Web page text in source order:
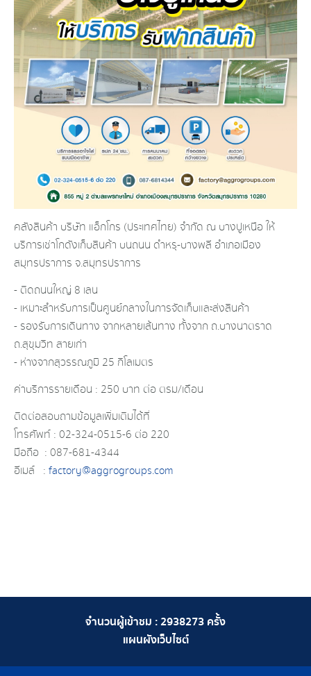
คลังสินค้า บริษัท แอ็กโกร (ประเทศไทย) จำกัด ณ บางปูเหนือ ให้
บริการเช่าโกดังเก็บสินค้า บนถนน ดำหรุ-บางพลี อำเภอเมือง
สมุทรปราการ จ.สมุทรปราการ
- ติดถนนใหญ่ 8 เลน
- เหมาะสำหรับการเป็นศูนย์กลางในการจัดเก็บและส่งสินค้า
- รองรับการเดินทาง จากหลายเส้นทาง ทั้งจาก ถ.บางนาตราด
ถ.สุขุมวิท สายเก่า
- ห่างจากสุวรรณภูมิ 25 กิโลเมตร
ค่าบริการรายเดือน : 250 บาท ต่อ ตรม/เดือน
ติดต่อสอบถามข้อมูลเพิ่มเติมได้ที่
โทรศัพท์ : 02-324-0515-6 ต่อ 220
มือถือ : 087-681-4344
อีเมล์ : factory@aggrogroups.com
จำนวนผู้เข้าชม :2938273 ครั้ง
แผนผังเว็บไซต์